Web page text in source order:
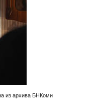
из архива БНКоми